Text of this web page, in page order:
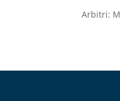
Arbitri: